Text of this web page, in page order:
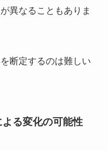
異なることもありま
断定するのは難しい
る変化の可能性